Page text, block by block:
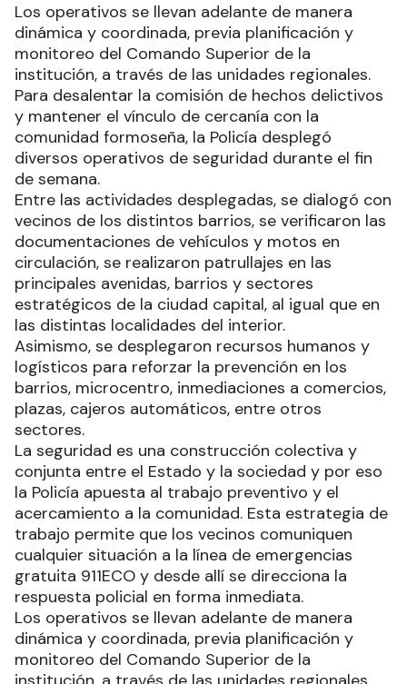
Los operativos se llevan adelante de manera
dinámica y coordinada, previa planificación y
monitoreo del Comando Superior de la
institución, a través de las unidades regionales.
Para desalentar la comisión de hechos delictivos
y mantener el vínculo de cercanía con la
comunidad formoseña, la Policía desplegó
diversos operativos de seguridad durante el fin
de semana.
Entre las actividades desplegadas, se dialogó con
vecinos de los distintos barrios, se verificaron las
documentaciones de vehículos y motos en
circulación, se realizaron patrullajes en las
principales avenidas, barrios y sectores
estratégicos de la ciudad capital, al igual que en
las distintas localidades del interior.
Asimismo, se desplegaron recursos humanos y
logísticos para reforzar la prevención en los
barrios, microcentro, inmediaciones a comercios,
plazas, cajeros automáticos, entre otros
sectores.
La seguridad es una construcción colectiva y
conjunta entre el Estado y la sociedad y por eso
la Policía apuesta al trabajo preventivo y el
acercamiento a la comunidad. Esta estrategia de
trabajo permite que los vecinos comuniquen
cualquier situación a la línea de emergencias
gratuita 911ECO y desde allí se direcciona la
respuesta policial en forma inmediata.
Los operativos se llevan adelante de manera
dinámica y coordinada, previa planificación y
monitoreo del Comando Superior de la